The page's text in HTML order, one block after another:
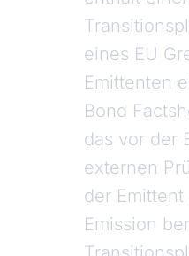
eines EU
Emittenten
Bond
das vor der
externen
der
Emission